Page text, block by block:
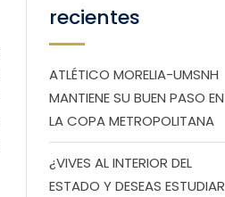
recientes
ATLÉTICO MORELIA-UMSNH
MANTIENE SU BUEN PASO EN
LA COPA METROPOLITANA
¿VIVES AL INTERIOR DEL
ESTADO Y DESEAS ESTUDIAR